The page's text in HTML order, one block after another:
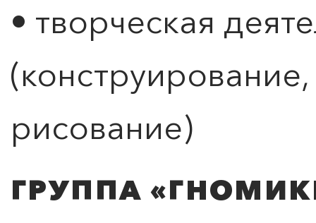
• творческая
рисование)
ГРУППА